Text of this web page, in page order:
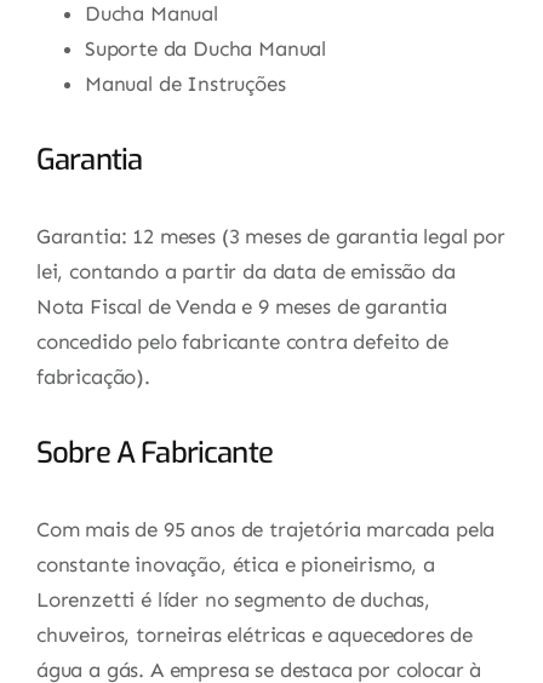
Ducha Manual
Suporte da Ducha Manual
Manual de Instruções
Garantia
Garantia: 12 meses (3 meses de garantia legal por
lei, contando a partir da data de emissão da
Nota Fiscal de Venda e 9 meses de garantia
concedido pelo fabricante contra defeito de
fabricação).
Sobre A Fabricante
Com mais de 95 anos de trajetória marcada pela
constante inovação, ética e pioneirismo, a
Lorenzetti é líder no segmento de duchas,
chuveiros, torneiras elétricas e aquecedores de
água a gás. A empresa se destaca por colocar à